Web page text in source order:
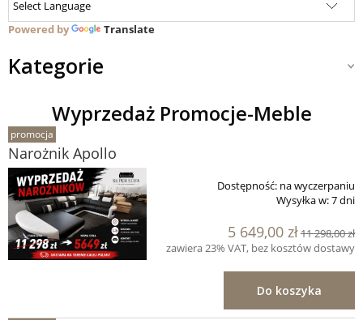
Powered by Translate
Kategorie
Wyprzedaż Promocje-Meble
Narożnik Apollo
Dostępność: na wyczerpaniu
Wysyłka w:7 dni
5 649,00 zł11 298,00 zł
zawiera 23% VAT, bez kosztów dostawy
Do koszyka
promocja